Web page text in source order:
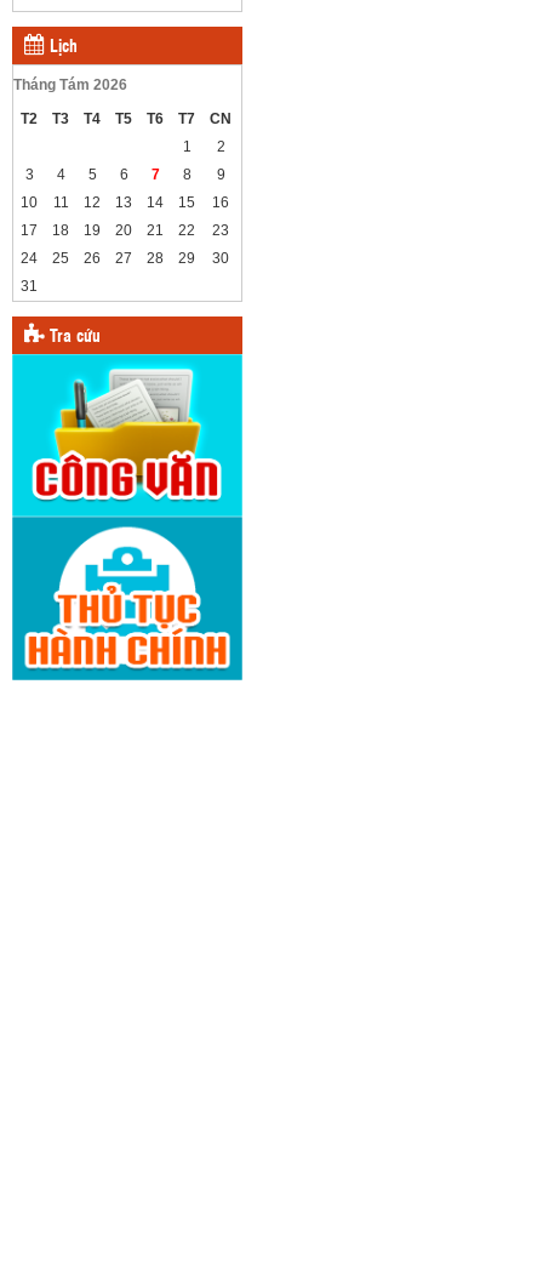
Lịch
Tháng Tám 2026
T2
T3 T4 T5 T6 T7
CN
1
2
3
4 5 6 7 8
9
10
11 12 13 14 15
16
17
18 19 20 21 22
23
24
25 26 27 28 29
30
31
Tra cứu